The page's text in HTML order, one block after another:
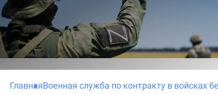
ГлавнаяВоенная служба по контракту в войсках